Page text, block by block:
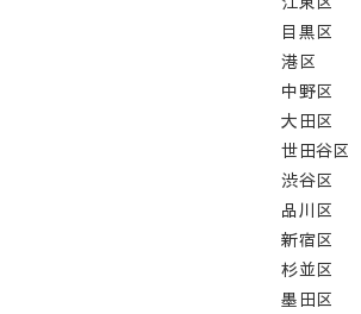
目黒区
港区
中野区
大田区
世田谷区
渋谷区
品川区
新宿区
杉並区
墨田区